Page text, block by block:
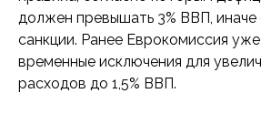
должен превышать 3% ВВП, иначе
санкции. Ранее Еврокомиссия
временные исключения для
расходов до 1,5% ВВП.